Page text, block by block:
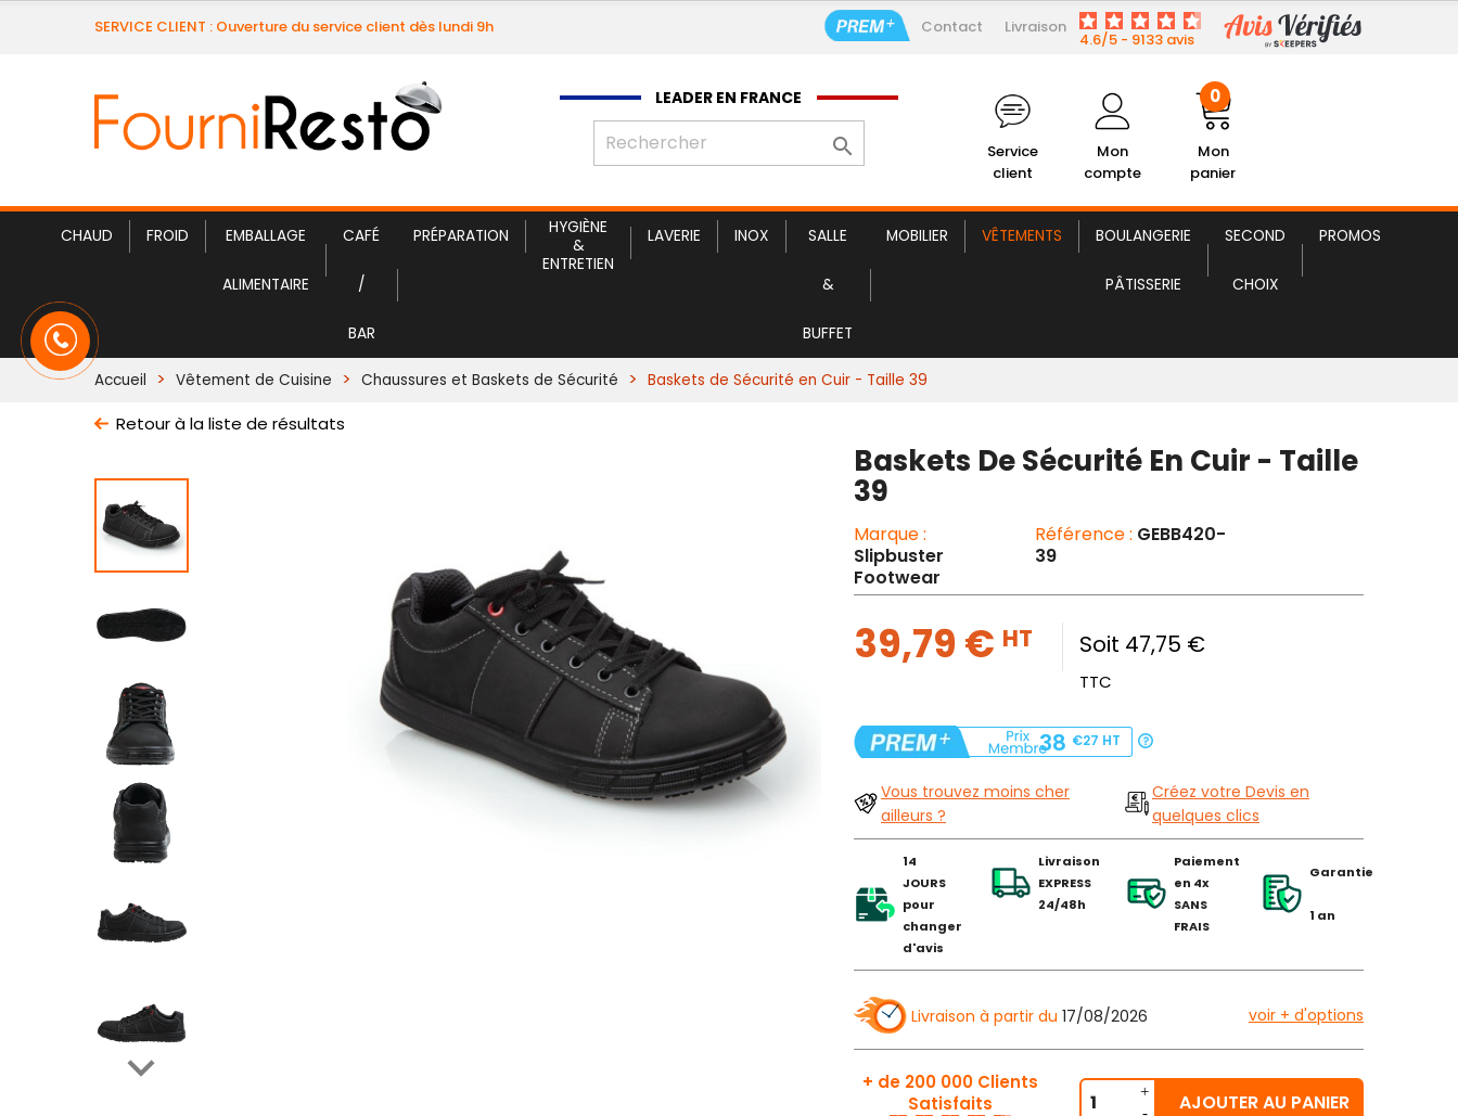
SERVICE CLIENT : Ouverture du service client dès lundi 9h Contact Livraison
4.6/5 - 9133 avis
LEADER EN FRANCE

Service
client
Mon
compte
Mon
panier
0
CHAUD FROID EMBALLAGE
ALIMENTAIRE
CAFÉ
/
BAR
PRÉPARATION
HYGIÈNE
&
ENTRETIEN
LAVERIE INOX SALLE
&
BUFFET
MOBILIER VÊTEMENTS BOULANGERIE
PÂTISSERIE
SECOND
CHOIX
PROMOS
Baskets de Sécurité en Cuir 39,79 € HT
Accueil Vêtement de Cuisine Chaussures et Baskets de Sécurité Baskets de Sécurité en Cuir - Taille 39
Retour à la liste de résultats

Baskets De Sécurité En Cuir - Taille
39
Marque :
Slipbuster
Footwear
Référence : GEBB420-
39
39,79 € HT Soit 47,75 €
TTC
38 €27 HT
Vous trouvez moins cher
ailleurs ?
Créez votre Devis en
quelques clics
14
JOURS
pour
changer
d'avis
Livraison
EXPRESS
24/48h
Paiement
en 4x
SANS
FRAIS
Garantie
1 an
Livraison à partir du 17/08/2026 voir + d'options
+ de 200 000 Clients
Satisfaits
AJOUTER AU PANIER